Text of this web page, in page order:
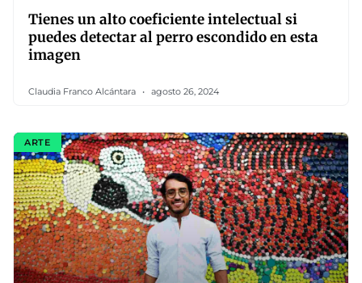
Tienes un alto coeficiente intelectual si
puedes detectar al perro escondido en esta
imagen
Claudia Franco Alcántara agosto 26, 2024
ARTE